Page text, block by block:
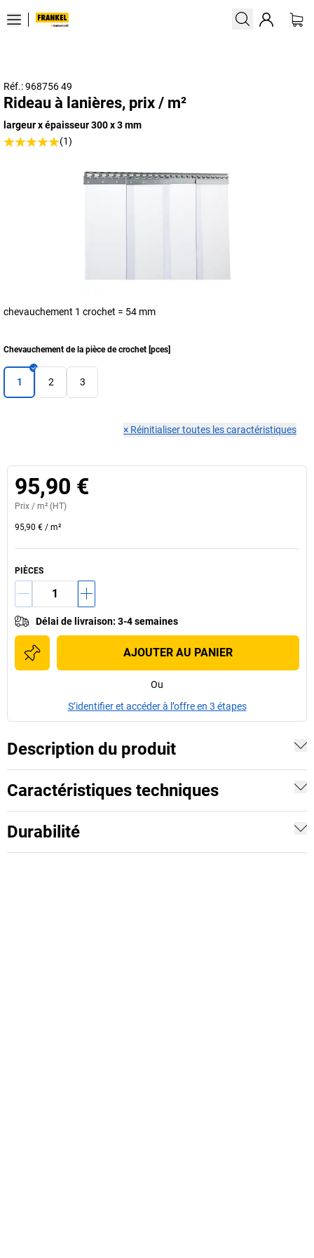
Réf.: 968756 49
Rideau à lanières, prix / m²
largeur x épaisseur 300 x 3 mm
(1)
chevauchement 1 crochet = 54 mm
Chevauchement de la pièce de crochet [pces]
1 2 3
× Réinitialiser toutes les caractéristiques
95,90 €
Prix / m² (HT)
95,90 € / m²
PIÈCES
Délai de livraison: 3-4 semaines
AJOUTER AU PANIER
Ou
S’identifier et accéder à l’offre en 3 étapes
Description du produit
Caractéristiques techniques
Durabilité